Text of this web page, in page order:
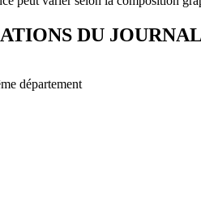
DU JOURNAL
département